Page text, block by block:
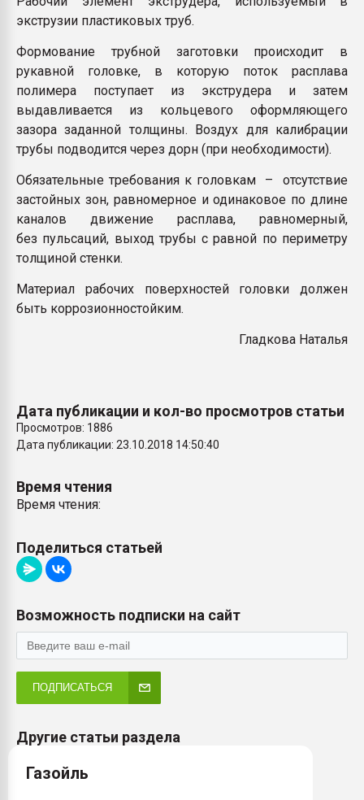
ПЕРЕЙТИ НА
экструзии пластиковых труб.
Формование трубной заготовки происходит в
рукавной головке, в которую поток расплава
полимера поступает из экструдера и затем
выдавливается из кольцевого оформляющего
зазора заданной толщины. Воздух для калибрации
трубы подводится через дорн (при необходимости).
Обязательные требования к головкам – отсутствие
застойных зон, равномерное и одинаковое по длине
каналов движение расплава, равномерный,
без пульсаций, выход трубы с равной по периметру
толщиной стенки.
Материал рабочих поверхностей головки должен
быть коррозионностойким.
Гладкова Наталья
Дата публикации и кол-во просмотров статьи
Просмотров: 1886
Дата публикации: 23.10.2018 14:50:40
Время чтения
Время чтения:
Поделиться статьей
Возможность подписки на сайт
ПОДПИСАТЬСЯ
Другие статьи раздела
Газойль